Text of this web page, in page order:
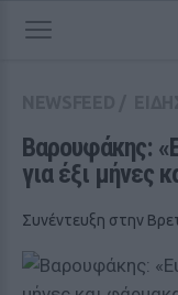
Βαρουφάκης:
για έξι μήνες
Συνέντευξη στην